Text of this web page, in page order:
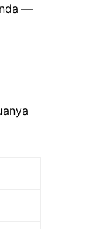
—